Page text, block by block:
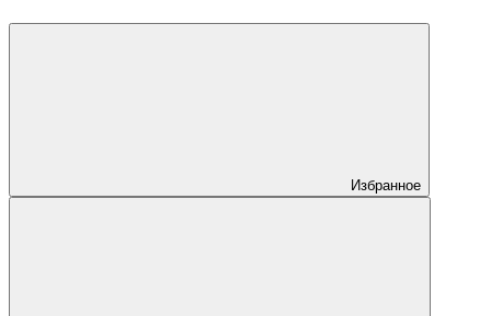
Избранное